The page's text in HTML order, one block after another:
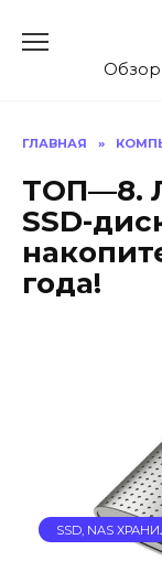
содержанию
ГЛАВНАЯ »
ТОП—8.
SSD-
года!
SSD, NAS